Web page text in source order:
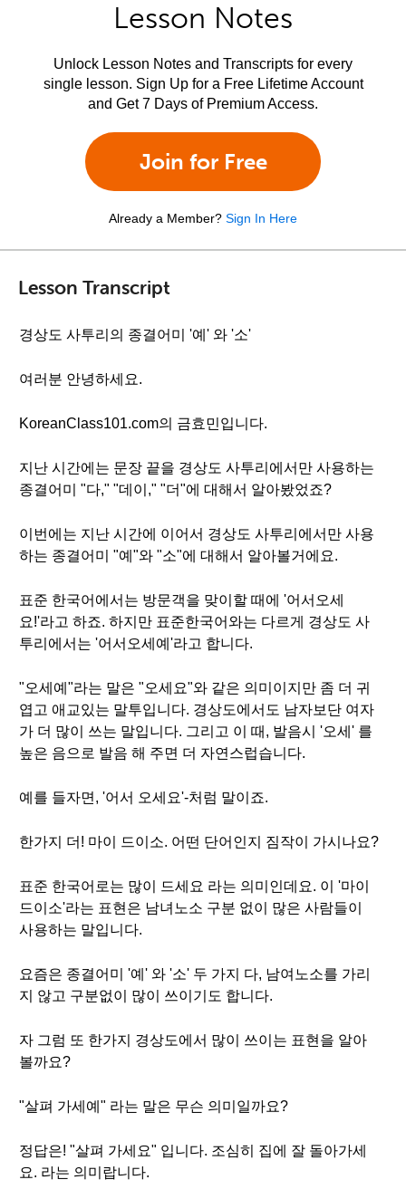
Lesson Notes
Unlock Lesson Notes and Transcripts for every
single lesson. Sign Up for a Free Lifetime Account
and Get 7 Days of Premium Access.
Join for Free
Already a Member? Sign In Here
Lesson Transcript
경상도 사투리의 종결어미 '예' 와 '소'
여러분 안녕하세요.
KoreanClass101.com의 금효민입니다.
지난 시간에는 문장 끝을 경상도 사투리에서만 사용하는
종결어미 "다," "데이," "더"에 대해서 알아봤었죠?
이번에는 지난 시간에 이어서 경상도 사투리에서만 사용
하는 종결어미 "예"와 "소"에 대해서 알아볼거에요.
표준 한국어에서는 방문객을 맞이할 때에 '어서오세
요!'라고 하죠. 하지만 표준한국어와는 다르게 경상도 사
투리에서는 '어서오세예'라고 합니다.
"오세예"라는 말은 "오세요"와 같은 의미이지만 좀 더 귀
엽고 애교있는 말투입니다. 경상도에서도 남자보단 여자
가 더 많이 쓰는 말입니다. 그리고 이 때, 발음시 '오세' 를
높은 음으로 발음 해 주면 더 자연스럽습니다.
예를 들자면, '어서 오세요'-처럼 말이죠.
한가지 더! 마이 드이소. 어떤 단어인지 짐작이 가시나요?
표준 한국어로는 많이 드세요 라는 의미인데요. 이 '마이
드이소'라는 표현은 남녀노소 구분 없이 많은 사람들이
사용하는 말입니다.
요즘은 종결어미 '예' 와 '소' 두 가지 다, 남여노소를 가리
지 않고 구분없이 많이 쓰이기도 합니다.
자 그럼 또 한가지 경상도에서 많이 쓰이는 표현을 알아
볼까요?
"살펴 가세예" 라는 말은 무슨 의미일까요?
정답은! "살펴 가세요" 입니다. 조심히 집에 잘 돌아가세
요. 라는 의미랍니다.